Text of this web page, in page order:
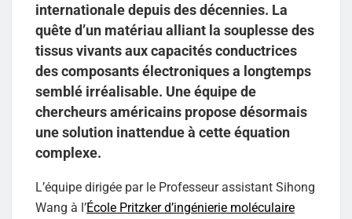
internationale depuis des décennies. La
quête d’un matériau alliant la souplesse des
tissus vivants aux capacités conductrices
des composants électroniques a longtemps
semblé irréalisable. Une équipe de
chercheurs américains propose désormais
une solution inattendue à cette équation
complexe.
L’équipe dirigée par le Professeur assistant Sihong
Wang à l’École Pritzker d’ingénierie moléculaire